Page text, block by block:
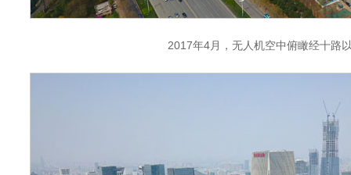
2017年4月，无人机空中俯瞰经十路